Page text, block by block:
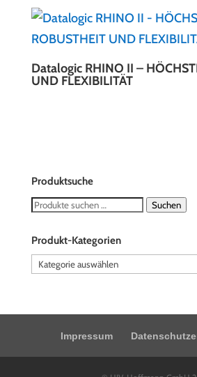
Datalogic RHINO II –
UND FLEXIBILITÄT
Produktsuche
Suchen
Suchen
Produkt-Kategorien
Impressum